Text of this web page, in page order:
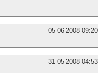
05-06-2008 09:20
31-05-2008 04:53